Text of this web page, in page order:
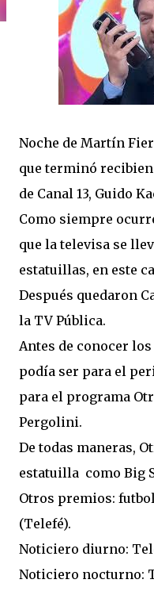
Noche de Martín
que terminó
de Canal 13, Guido
Como siempre
que la televisa se
estatuillas, en este
Después quedaron
la TV Pública.
Antes de conocer
podía ser para el
para el programa
Pergolini.
De todas maneras,
estatuilla como Big
Otros premios:
(Telefé).
Noticiero diurno:
Noticiero nocturno: